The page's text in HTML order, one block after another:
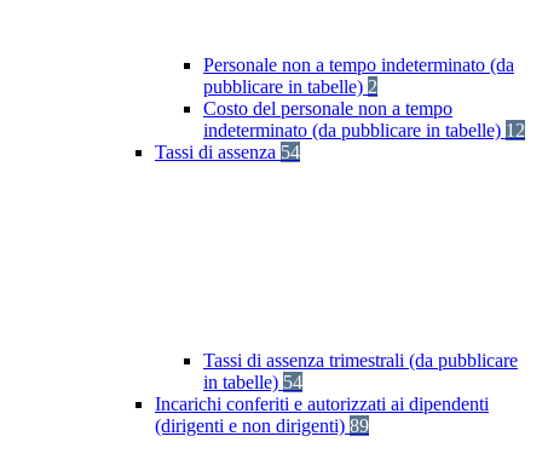
Personale non a tempo indeterminato (da
pubblicare in tabelle) 2
Costo del personale non a tempo
indeterminato (da pubblicare in tabelle) 12
Tassi di assenza 54
Tassi di assenza trimestrali (da pubblicare
in tabelle) 54
Incarichi conferiti e autorizzati ai dipendenti
(dirigenti e non dirigenti) 89